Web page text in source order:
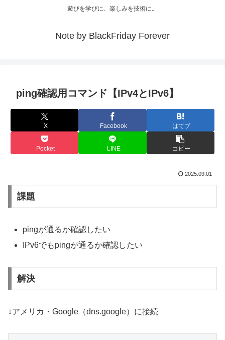
遊びを学びに、楽しみを技術に。
Note by BlackFriday Forever
ping確認用コマンド【IPv4とIPv6】
X Facebook はてブ
Pocket LINE コピー
2025.09.01
課題
pingが通るか確認したい
IPv6でもpingが通るか確認したい
解決
↓アメリカ・Google（dns.google）に接続